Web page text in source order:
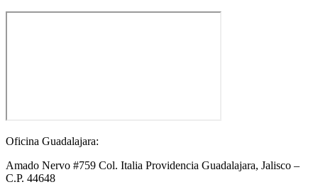
Oficina Guadalajara:
Amado Nervo #759 Col. Italia Providencia Guadalajara, Jalisco –
C.P. 44648